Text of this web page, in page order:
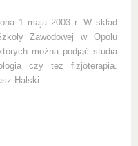
1 maja 2003 r. W skład
Zawodowej w Opolu
można podjąć studia
czy też fizjoterapia.
Halski.